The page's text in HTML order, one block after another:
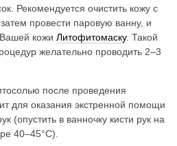
Рекомендуется очистить кожу с
, затем провести паровую ванну, и
кожи Литофитомаску. Такой
желательно проводить 2–3
после проведения
для оказания экстренной помощи
(опустить в ванночку кисти рук на
40–45°C).